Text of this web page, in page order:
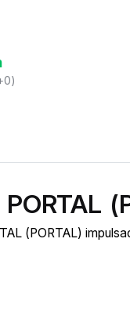
)
(PORTAL)